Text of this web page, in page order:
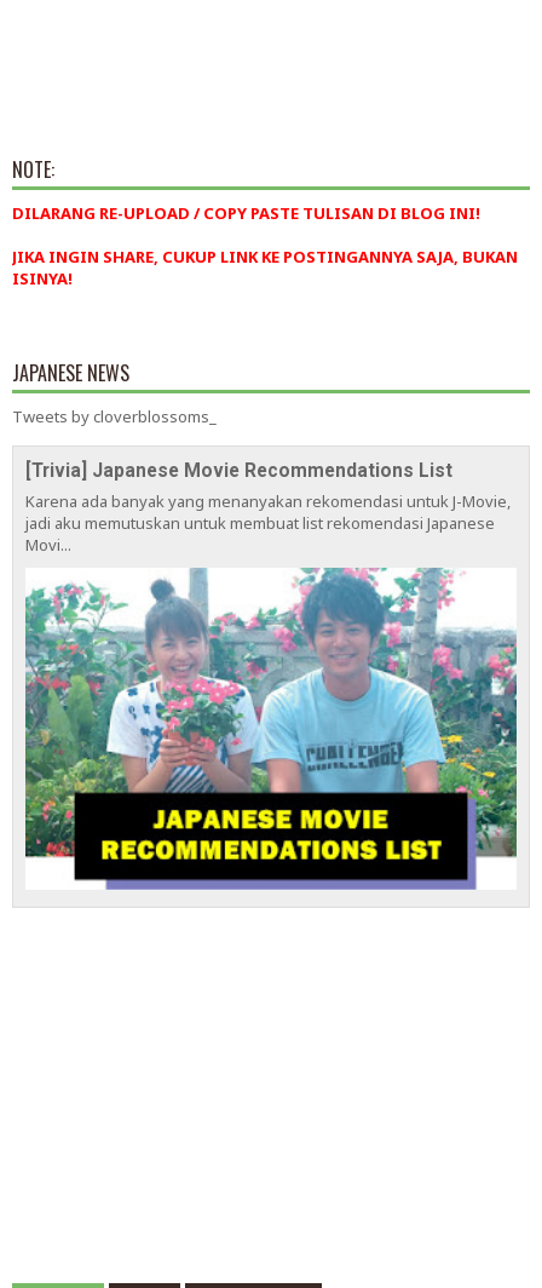
NOTE:
DILARANG RE-UPLOAD / COPY PASTE TULISAN DI BLOG INI!
JIKA INGIN SHARE, CUKUP LINK KE POSTINGANNYA SAJA, BUKAN
ISINYA!
JAPANESE NEWS
Tweets by cloverblossoms_
[Trivia] Japanese Movie Recommendations List
Karena ada banyak yang menanyakan rekomendasi untuk J-Movie,
jadi aku memutuskan untuk membuat list rekomendasi Japanese
Movi...